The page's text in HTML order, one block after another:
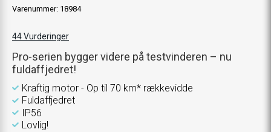
Varenummer: 18984
44Vurderinger
Pro-serien bygger videre på testvinderen – nu
fuldaffjedret!
Kraftig motor - Op til 70 km* rækkevidde
Fuldaffjedret
IP56
Lovlig!